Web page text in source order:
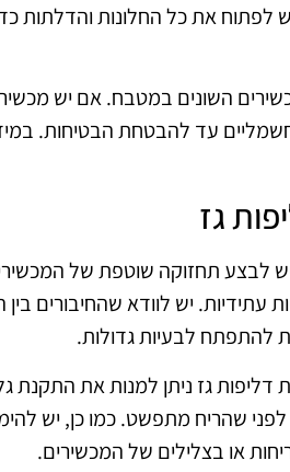
את כל החלונות והדלתות
השונים במטבח. אם יש
עד להבטחת הבטיחות.
גז
לבצע תחזוקה שוטפת של
עתידיות. יש לוודא שהחיבורים
להתפתח לבעיות גדולות.
גז ניתן למנות את התקנת
לפני שהריח מתפשט. כמו כן, יש
או בצלילים של המכשירים.